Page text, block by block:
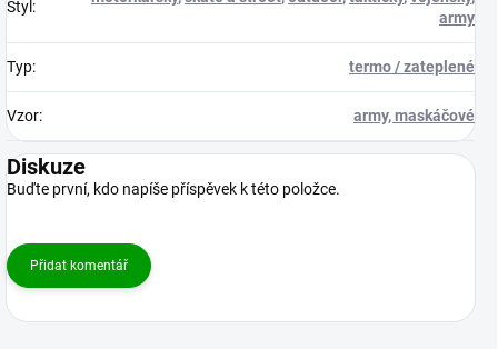
Styl :
army
Typ: termo / zateplené
Vzor: army, maskáčové
Diskuze
Buďte první, kdo napíše příspěvek k této položce.
Přidat komentář